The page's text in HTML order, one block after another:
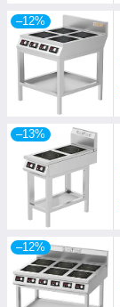
–12%
–13%
–12%